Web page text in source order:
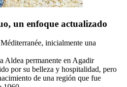
un enfoque actualizado
inicialmente una
Aldea permanente en Agadir
por su belleza y hospitalidad, pero
de una región que fue